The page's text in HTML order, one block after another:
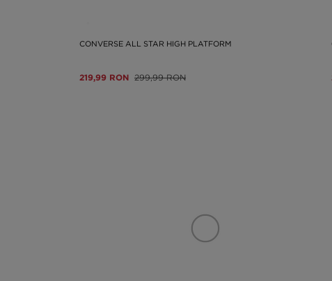
CONVERSE ALL STAR HIGH PLATFORM
219,99 RON 299,99 RON